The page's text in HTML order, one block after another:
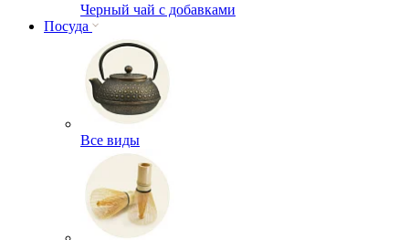
Черный чай с добавками
Посуда
Все виды